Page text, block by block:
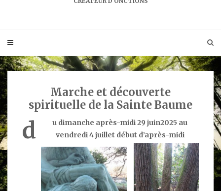
Marche et découverte
spirituelle de la Sainte Baume
d
u dimanche après-midi 29 juin2025 au
vendredi 4 juillet début d’après-midi